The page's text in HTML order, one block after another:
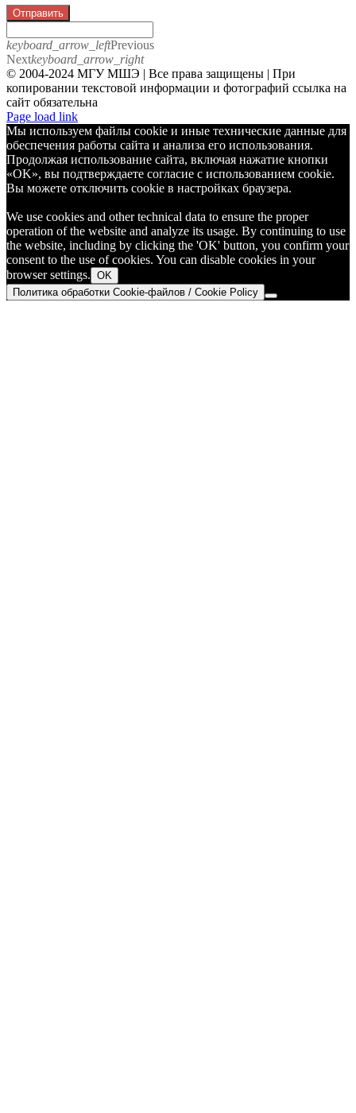
Отправить
keyboard_arrow_leftPrevious
Nextkeyboard_arrow_right
© 2004-2024 МГУ МШЭ | Все права защищены | При
копировании текстовой информации и фотографий ссылка на
сайт обязательна
Telegram
Page load link
Мы используем файлы cookie и иные технические данные для
обеспечения работы сайта и анализа его использования.
Продолжая использование сайта, включая нажатие кнопки
«OK», вы подтверждаете согласие с использованием cookie.
Вы можете отключить cookie в настройках браузера.
We use cookies and other technical data to ensure the proper
operation of the website and analyze its usage. By continuing to use
the website, including by clicking the 'OK' button, you confirm your
consent to the use of cookies. You can disable cookies in your
browser settings. OK
Политика обработки Cookie-файлов / Cookie Policy